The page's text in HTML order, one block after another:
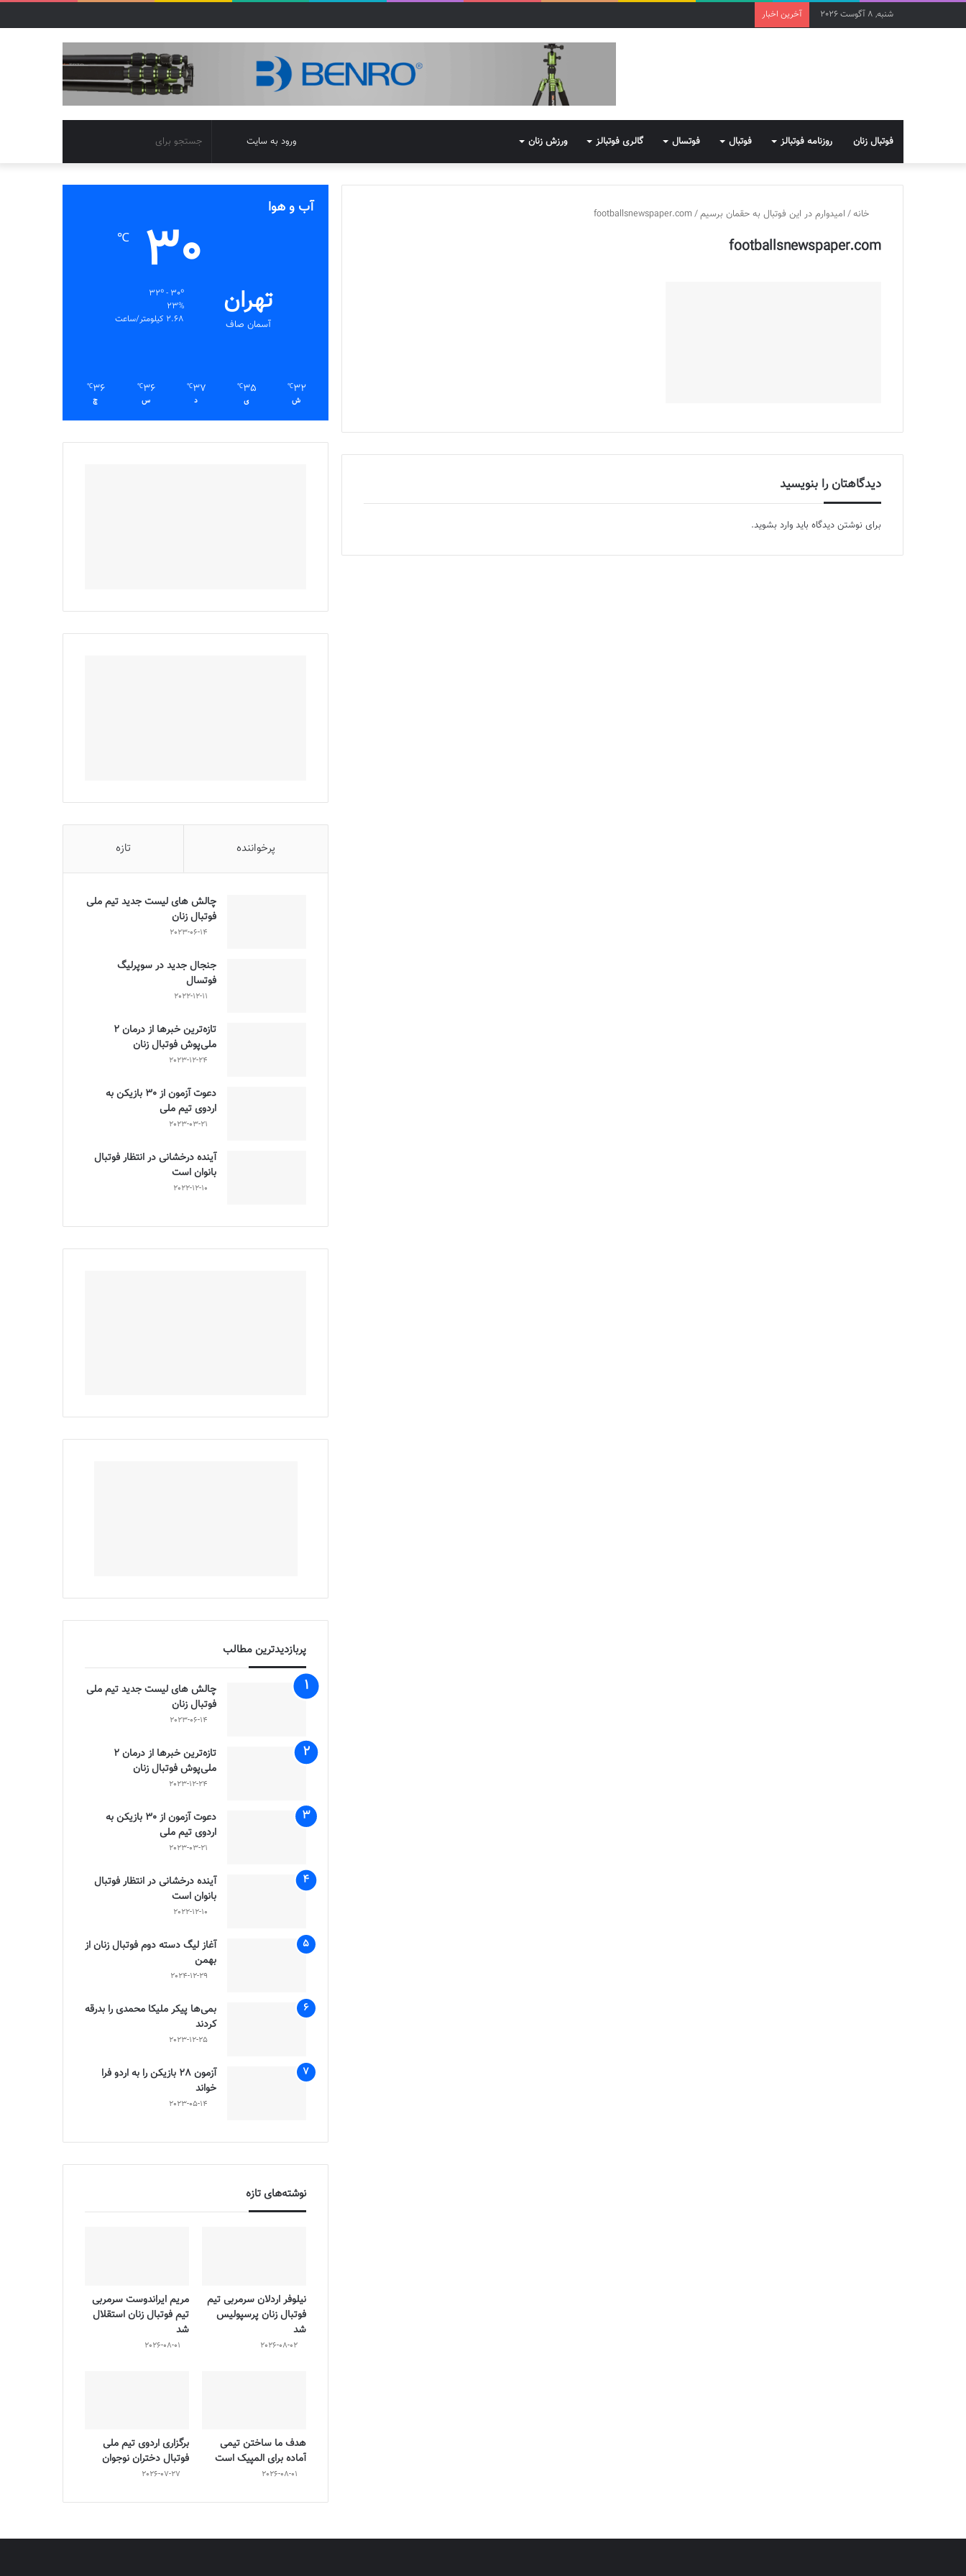
شنبه, 8 آگوست 2026 آخرین اخبار
فوتبال زنان روزنامه فوتبالز فوتبال فوتسال گالری فوتبالز ورزش زنان
برای
تغییر
پوسته
ورود به سایت
خانه/ امیدوارم در این فوتبال به حقمان برسیم/
footballsnewspaper.com
footballsnewspaper.com
دیدگاهتان را بنویسید
برای نوشتن دیدگاه باید وارد بشوید.
آب و هوا
تهران
آسمان صاف
30
℃
23%
2.68 کیلومتر/ساعت
32
℃
ش
35
℃
ی
37
℃
د
36
℃
س
36
℃
چ
پرخواننده تازه
چالش هاى ليست جدید تيم ملى
فوتبال زنان
2023-06-14
جنجال جدید در سوپرلیگ
فوتسال
2022-12-11
تازه‌ترین خبرها از درمان ۲
ملی‌پوش فوتبال زنان
2023-12-24
دعوت آزمون از 30 بازیکن به
اردوی تیم ملی
2023-03-21
آینده درخشانی در انتظار فوتبال
بانوان است
2022-12-10
پربازدیدترین مطالب
چالش هاى ليست جدید تيم ملى
فوتبال زنان
2023-06-14
تازه‌ترین خبرها از درمان ۲
ملی‌پوش فوتبال زنان
2023-12-24
دعوت آزمون از 30 بازیکن به
اردوی تیم ملی
2023-03-21
آینده درخشانی در انتظار فوتبال
بانوان است
2022-12-10
آغاز لیگ دسته دوم فوتبال زنان از
بهمن
2024-12-29
بمی‌ها پیکر ملیکا محمدی را بدرقه
کردند
2023-12-25
آزمون 28 بازیکن را به اردو فرا
خواند
2023-05-14
نوشته‌های تازه
نیلوفر اردلان سرمربی تیم
فوتبال زنان پرسپولیس
شد
2026-08-02
مریم ایراندوست سرمربی
تیم فوتبال زنان استقلال
شد
2026-08-01
هدف ما ساختن تیمی
آماده برای المپیک است
2026-08-01
برگزاری اردوی تیم ملی
فوتبال دختران نوجوان
2026-07-27